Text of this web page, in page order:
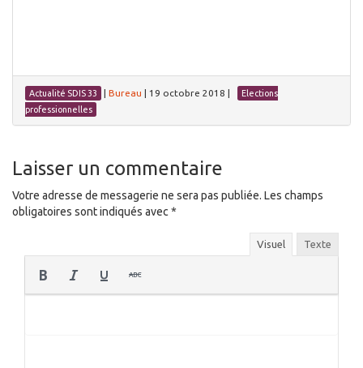
Actualité SDIS 33 Bureau 19 octobre 2018
Elections
professionnelles
Laisser un commentaire
Votre adresse de messagerie ne sera pas publiée. Les champs
obligatoires sont indiqués avec*
Visuel Texte